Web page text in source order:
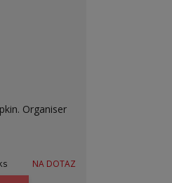
Organiser
NA DOTAZ